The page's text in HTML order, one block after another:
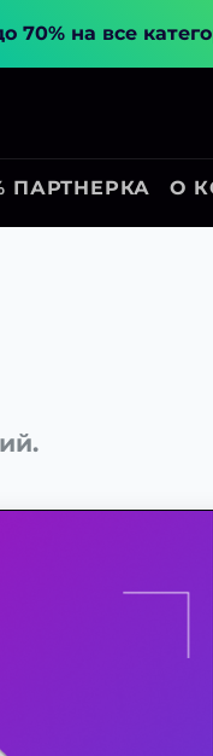
70% на все
ПАРТНЕРКА О